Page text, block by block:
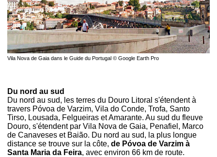
Vila Nova de Gaia dans le Guide du Portugal © Google Earth Pro
Du nord au sud
Du nord au sud, les terres du Douro Litoral s'étendent à
travers Póvoa de Varzim, Vila do Conde, Trofa, Santo
Tirso, Lousada, Felgueiras et Amarante. Au sud du fleuve
Douro, s'étendent par Vila Nova de Gaia, Penafiel, Marco
de Canaveses et Baião. Du nord au sud, la plus longue
distance se trouve sur la côte, de Póvoa de Varzim à
Santa Maria da Feira, avec environ 66 km de route.